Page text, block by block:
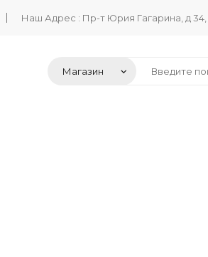
Наш Адрес : Пр-т Юрия Гагарина, д 34,